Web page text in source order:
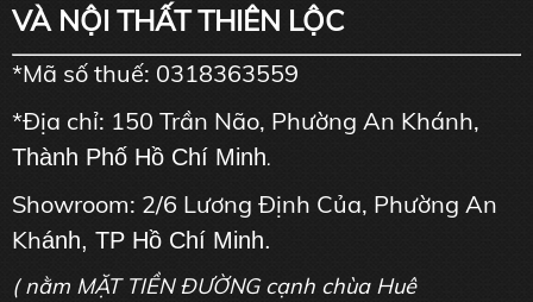
VÀ NỘI THẤT THIÊN LỘC
*Mã số thuế: 0318363559
*Địa chỉ: 150 Trần Não, Phường An Khánh,
Thành Phố Hồ Chí Minh.
Showroom: 2/6 Lương Định Của, Phường An
Khánh, TP Hồ Chí Minh.
( nằm MẶT TIỀN ĐƯỜNG cạnh chùa Huê